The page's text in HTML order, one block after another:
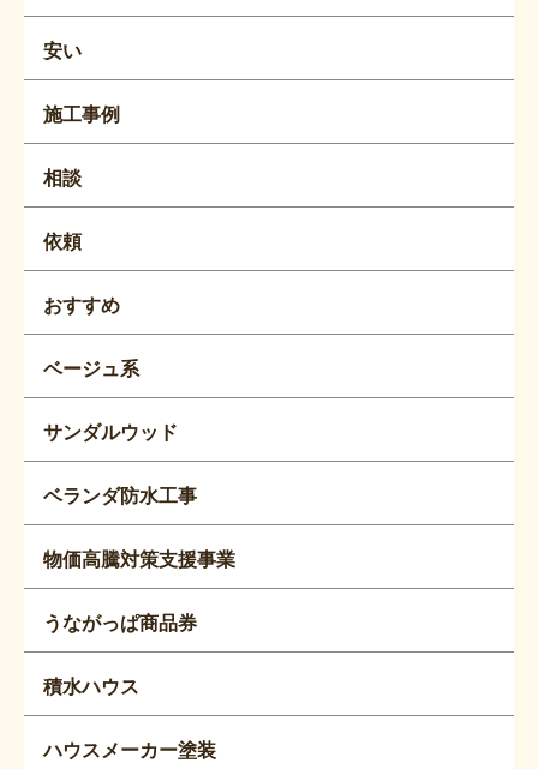
安い
施工事例
相談
依頼
おすすめ
ベージュ系
サンダルウッド
ベランダ防水工事
物価高騰対策支援事業
うながっぱ商品券
積水ハウス
ハウスメーカー塗装